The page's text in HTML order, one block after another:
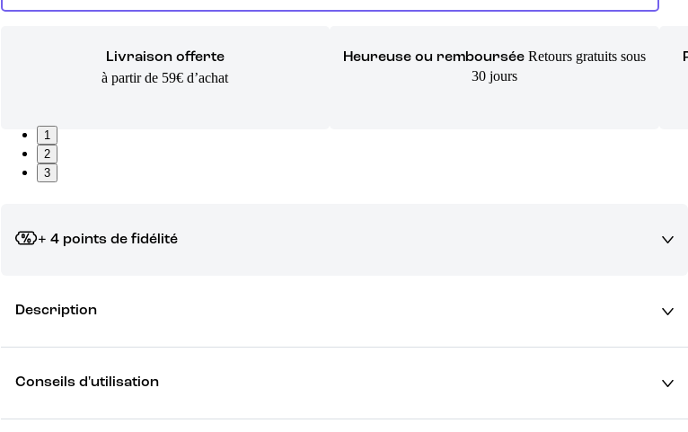
Livraison offerte
à partir de 59€ d’achat
Heureuse ou remboursée Retours gratuits sous
30 jours
1
2
3
+ 4 points de fidélité
Description
Conseils d'utilisation